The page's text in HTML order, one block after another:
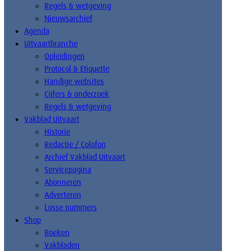
Regels & wetgeving
Nieuwsarchief
Agenda
Uitvaartbranche
Opleidingen
Protocol & Etiquette
Handige websites
Cijfers & onderzoek
Regels & wetgeving
Vakblad Uitvaart
Historie
Redactie / Colofon
Archief Vakblad Uitvaart
Servicepagina
Abonneren
Adverteren
Losse nummers
Shop
Boeken
Vakbladen